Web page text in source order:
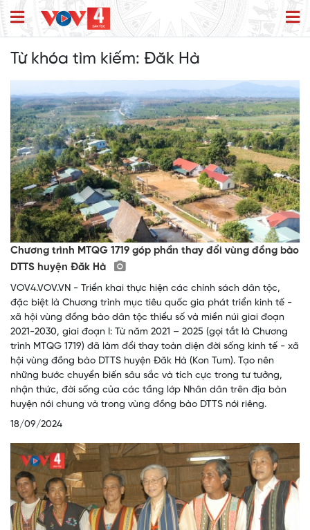
Từ khóa tìm kiếm: Đăk Hà
Chương trình MTQG 1719 góp phần thay đổi vùng đồng bào
DTTS huyện Đăk Hà
VOV4.VOV.VN - Triển khai thực hiện các chính sách dân tộc,
đặc biệt là Chương trình mục tiêu quốc gia phát triển kinh tế -
xã hội vùng đồng bào dân tộc thiểu số và miền núi giai đoạn
2021-2030, giai đoạn I: Từ năm 2021 – 2025 (gọi tắt là Chương
trình MTQG 1719) đã làm đổi thay toàn diện đời sống kinh tế - xã
hội vùng đồng bào DTTS huyện Đăk Hà (Kon Tum). Tạo nên
những bước chuyển biến sâu sắc và tích cực trong tư tưởng,
nhận thức, đời sống của các tầng lớp Nhân dân trên địa bàn
huyện nói chung và trong vùng đồng bào DTTS nói riêng.
18/09/2024